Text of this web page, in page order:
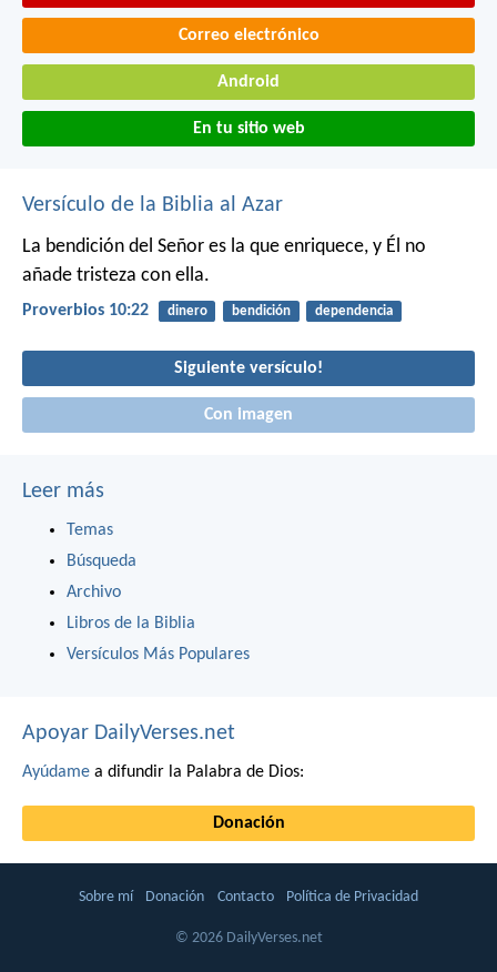
Correo electrónico
Android
En tu sitio web
Versículo de la Biblia al Azar
La bendición del Señor es la que enriquece, y Él no
añade tristeza con ella.
Proverbios 10:22 dinero bendición dependencia
Siguiente versículo!
Con imagen
Leer más
Temas
Búsqueda
Archivo
Libros de la Biblia
Versículos Más Populares
Apoyar DailyVerses.net
Ayúdame a difundir la Palabra de Dios:
Donación
Sobre mí Donación Contacto Política de Privacidad
© 2026 DailyVerses.net